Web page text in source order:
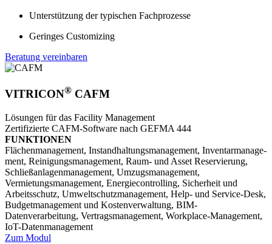
Unterstützung der typischen Fachprozesse
Geringes Customizing
Beratung vereinbaren
VITRICON® CAFM
Lösungen für das Facility Management
Zertifizierte CAFM-Software nach GEFMA 444
FUNKTIONEN
Flächen­manage­ment, Instandhaltungsmanagement, Inventar­manage­
ment, Reinigungsmanagement, Raum- und Asset Reservierung,
Schließanlagenmanagement, Umzugsmanagement,
Vermietungsmanagement, Energiecontrolling, Sicherheit und
Arbeitsschutz, Umweltschutzmanagement, Help- und Service-Desk,
Budgetmanagement und Kostenverwaltung, BIM-
Datenverarbeitung, Vertragsmanagement, Workplace-Management,
IoT-Datenmanagement
Zum Modul